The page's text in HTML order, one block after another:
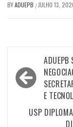
BYADUEPB / JULHO 13,
Navegação
de
Post
ADUEPB
E
USP